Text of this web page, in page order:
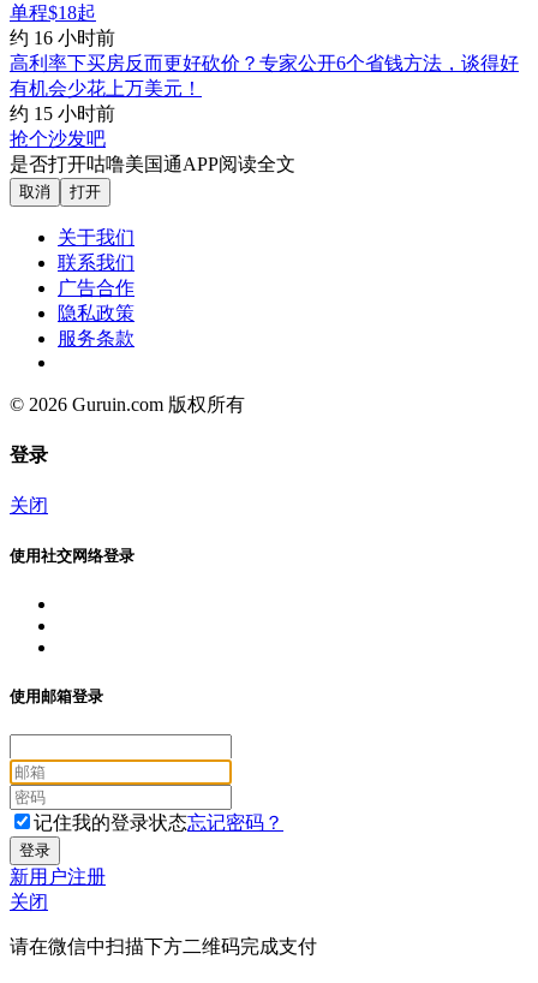
单程$18起
约 16 小时前
高利率下买房反而更好砍价？专家公开6个省钱方法，谈得好
有机会少花上万美元！
约 15 小时前
抢个沙发吧
是否打开咕噜美国通APP阅读全文
取消 打开
关于我们
联系我们
广告合作
隐私政策
服务条款
© 2026 Guruin.com 版权所有
登录
关闭
使用社交网络登录
使用邮箱登录
记住我的登录状态忘记密码？
新用户注册
关闭
请在微信中扫描下方二维码完成支付